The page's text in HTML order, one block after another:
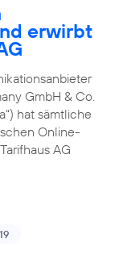
erwirbt
GmbH & Co.
hat sämtliche
Online-
AG